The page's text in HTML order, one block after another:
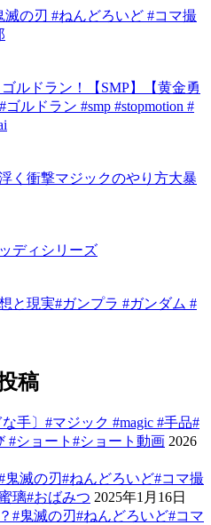
の刃 #ねんどろいど #コマ撮
ルドラン！【SMP】【黄金勇
ルドラン #smp #stopmotion #
く衝撃マジックのやり方大暴
ディシリーズ
と現実#ガンプラ #ガンダム #
稿
手〕#マジック #magic #手品#
#ショート#ショート動画 2026
滅の刃#ねんどろいど#コマ撮
璃#おばみつ 2025年1月16日
#鬼滅の刃#ねんどろいど#コマ